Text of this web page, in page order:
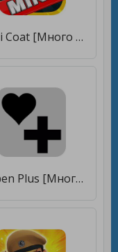
Mindi Coat [Много монет]
Toepen Plus [Много монет]